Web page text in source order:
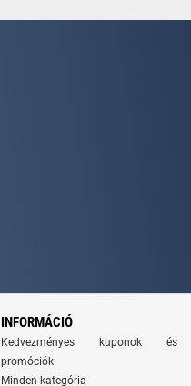
INFORMÁCIÓ
Kedvezményes kuponok és
promóciók
Minden kategória